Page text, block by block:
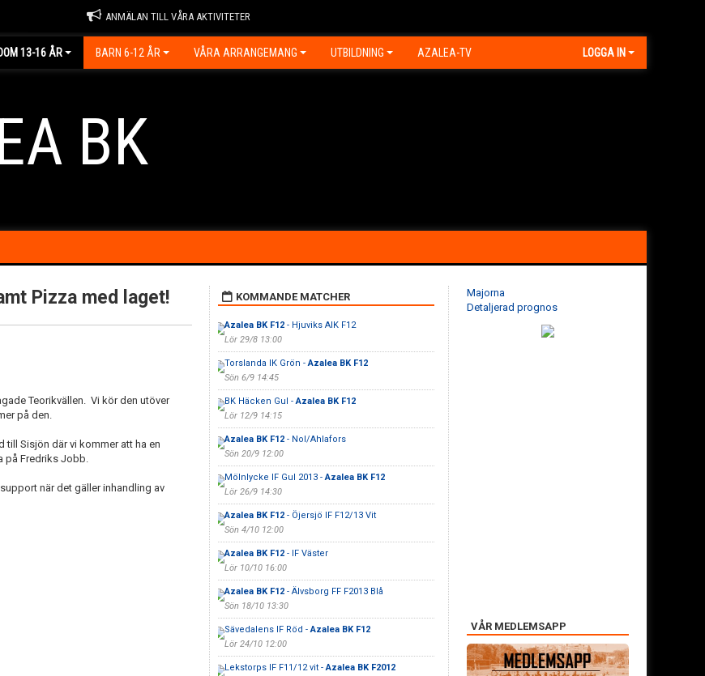
ANMÄLAN TILL VÅRA AKTIVITETER
13-16 ÅR BARN 6-12 ÅR VÅRA ARRANGEMANG UTBILDNING AZALEA-TV LOGGA IN
BK
Pizza med laget!
Teorikvällen. Vi kör den utöver
på den.
till Sisjön där vi kommer att ha en
på Fredriks Jobb.
när det gäller inhandling av
KOMMANDE MATCHER
Azalea BK F12- Hjuviks AIK F12
Lör 29/8 13:00
Torslanda IK Grön -Azalea BK F12
Sön 6/9 14:45
BK Häcken Gul -Azalea BK F12
Lör 12/9 14:15
Azalea BK F12- Nol/Ahlafors
Sön 20/9 12:00
Mölnlycke IF Gul 2013 -Azalea BK F12
Lör 26/9 14:30
Azalea BK F12- Öjersjö IF F12/13 Vit
Sön 4/10 12:00
Azalea BK F12- IF Väster
Lör 10/10 16:00
Azalea BK F12- Älvsborg FF F2013 Blå
Sön 18/10 13:30
Sävedalens IF Röd -Azalea BK F12
Lör 24/10 12:00
Lekstorps IF F11/12 vit -Azalea BK F2012
Majorna
Detaljerad prognos
VÅR MEDLEMSAPP